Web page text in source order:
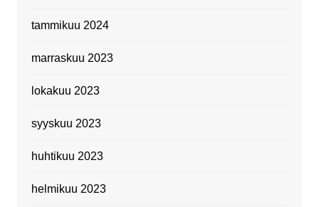
tammikuu 2024
marraskuu 2023
lokakuu 2023
syyskuu 2023
huhtikuu 2023
helmikuu 2023